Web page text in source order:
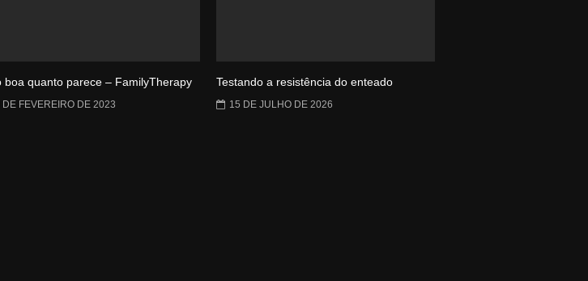
boa quanto parece – FamilyTherapy
DE FEVEREIRO DE 2023
Testando a resistência do enteado
15 DE JULHO DE 2026